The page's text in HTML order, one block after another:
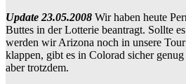
Update 23.05.2008 Wir haben heute
Buttes in der Lotterie beantragt. Sollte
werden wir Arizona noch in unsere
klappen, gibt es in Colorad sicher
aber trotzdem.